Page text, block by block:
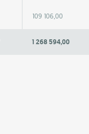
109 106,00
1 268 594,00